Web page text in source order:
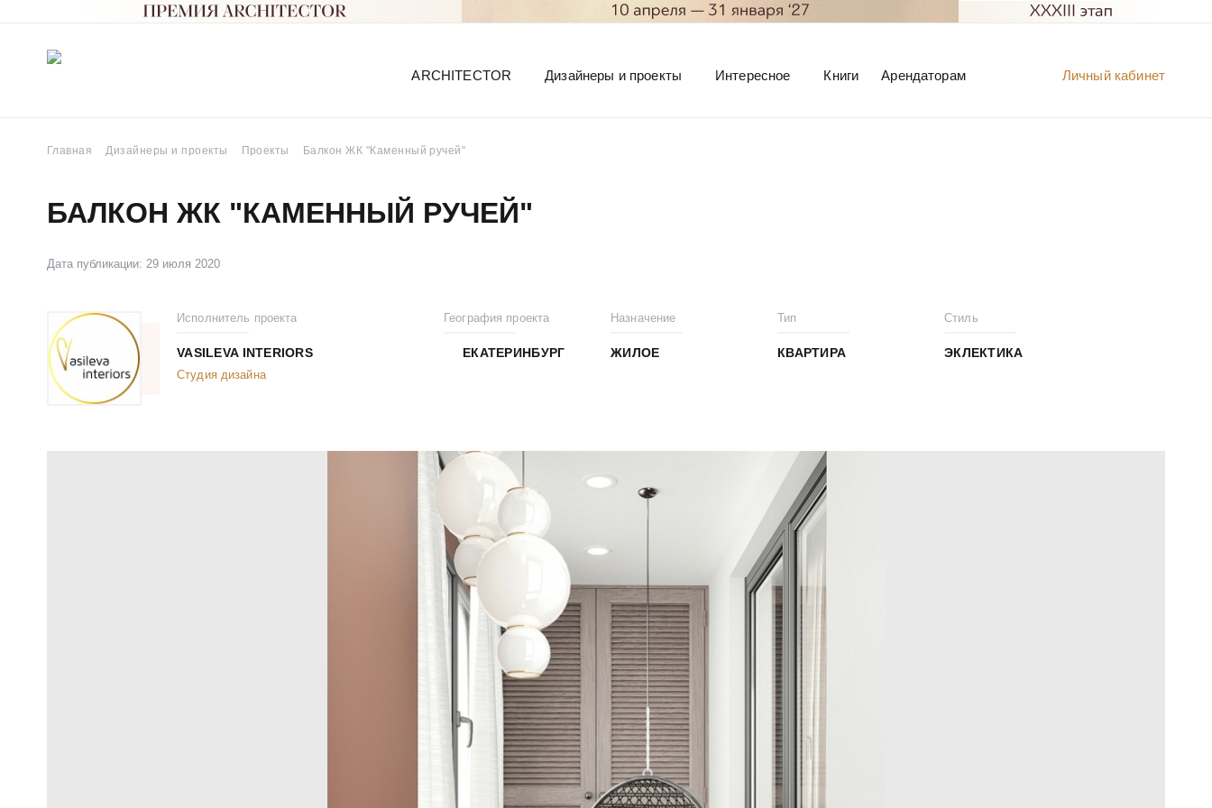
Личный кабинет
ARCHITECTOR Дизайнеры и проекты Интересное Книги Арендаторам
Главная Дизайнеры и проекты Проекты Балкон ЖК "Каменный ручей"
БАЛКОН ЖК "КАМЕННЫЙ РУЧЕЙ"
Дата публикации: 29 июля 2020
Исполнитель проекта
VASILEVA INTERIORS
Студия дизайна
География проекта
ЕКАТЕРИНБУРГ
Назначение
ЖИЛОЕ
Тип
КВАРТИРА
Стиль
ЭКЛЕКТИКА